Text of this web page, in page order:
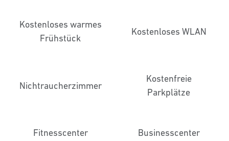
Kostenloses warmes
Frühstück
Kostenloses WLAN
Nichtraucher­zimmer
Kostenfreie
Parkplätze
Fitnesscenter Business­center